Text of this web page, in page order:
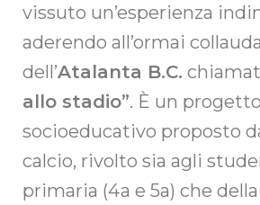
vissuto un’esperienza
aderendo all’ormai
dell’Atalanta B.C.
allo stadio”. È un progetto
socioeducativo proposto
calcio, rivolto sia agli
primaria (4a e 5a) che